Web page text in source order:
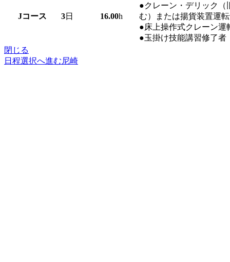
Jコース 3日 16.00h
●クレーン・デリック（
む）または揚貨装置運
●床上操作式クレーン運
●玉掛け技能講習修了者
閉じる
日程選択へ進む尼崎